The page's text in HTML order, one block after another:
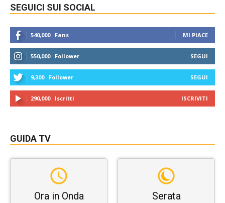
SEGUICI SUI SOCIAL
540,000 Fans MI PIACE
550,000 Follower SEGUI
9,300 Follower SEGUI
290,000 Iscritti ISCRIVITI
GUIDA TV
Ora in Onda Serata